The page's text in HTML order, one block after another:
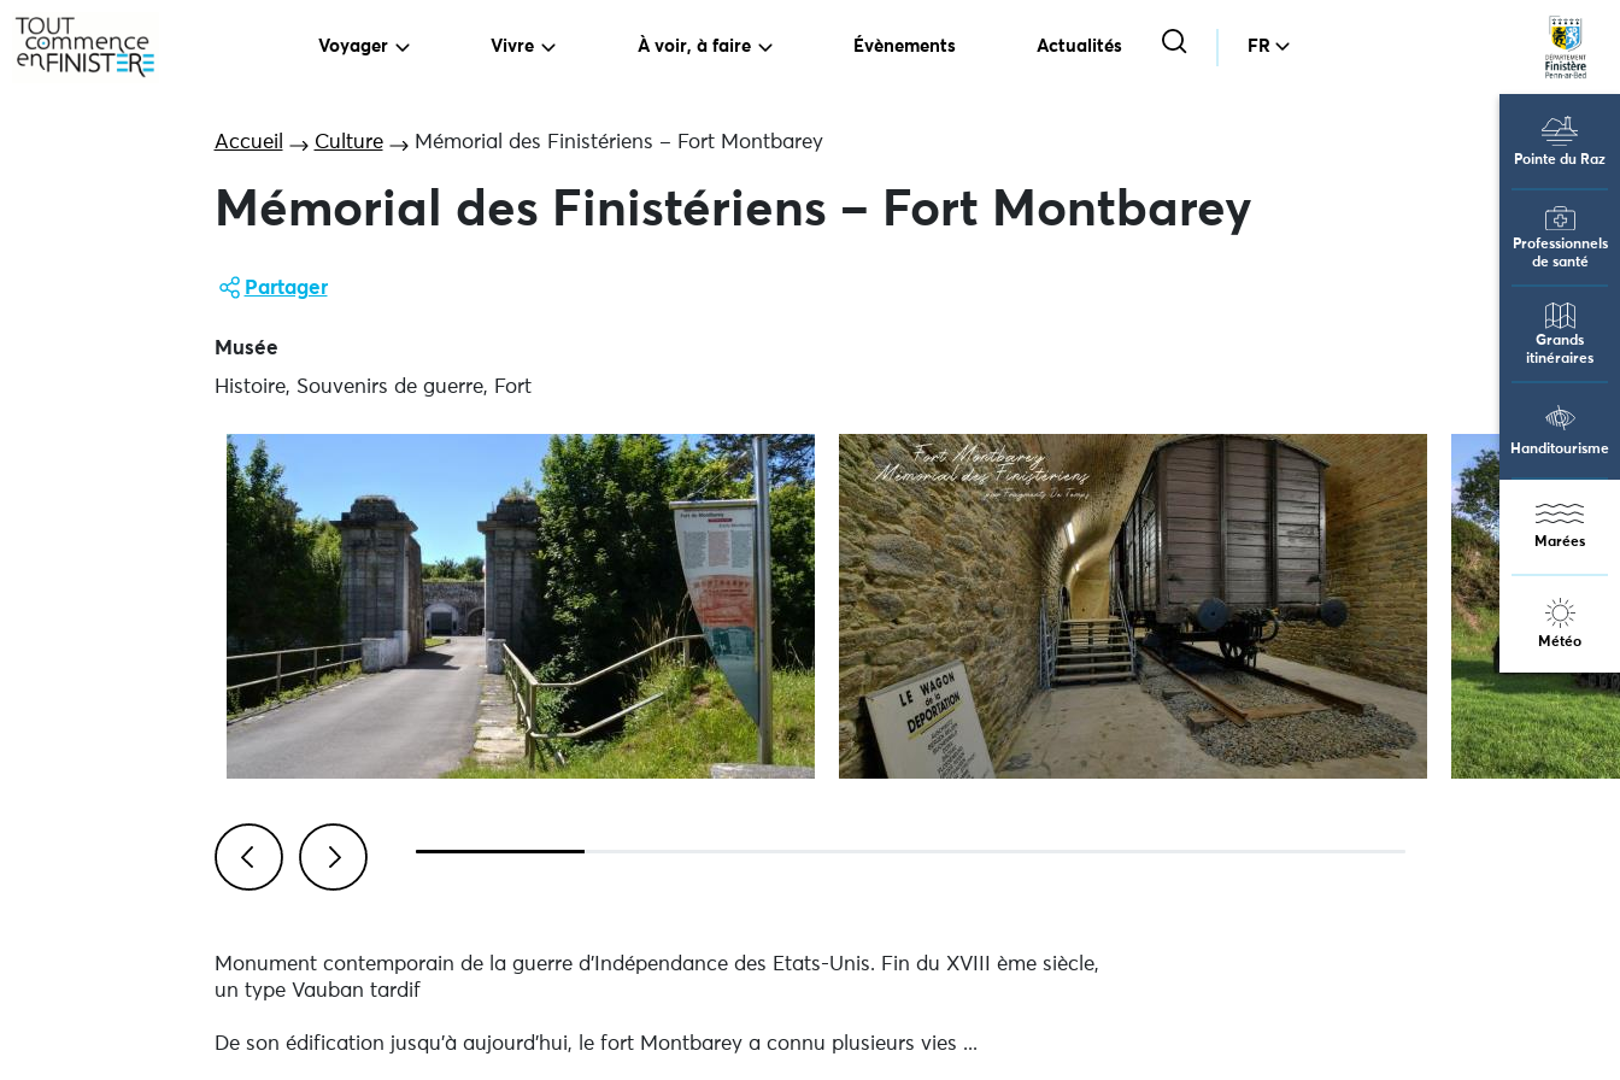
Voyager Vivre À voir, à faire Évènements Actualités FR
Pointe du Raz
Professionnels
de santé
Grands
itinéraires
Handitourisme
Marées
Météo
Accueil Culture Mémorial des Finistériens – Fort Montbarey
Mémorial des Finistériens – Fort Montbarey
Partager
Musée
Histoire, Souvenirs de guerre, Fort
Monument contemporain de la guerre d'Indépendance des Etats-Unis. Fin du XVIII ème siècle,
un type Vauban tardif
De son édification jusqu'à aujourd'hui, le fort Montbarey a connu plusieurs vies ...